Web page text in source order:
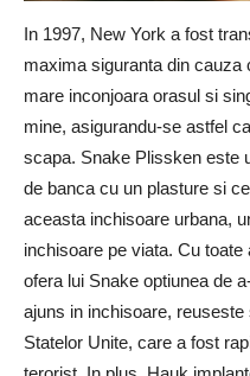
In 1997, New York a fost
maxima siguranta din cauza
mare inconjoara orasul si
mine, asigurandu-se astfel
scapa. Snake Plissken este
de banca cu un plasture si
aceasta inchisoare urbana,
inchisoare pe viata. Cu
ofera lui Snake optiunea de
ajuns in inchisoare,
Statelor Unite, care a fost